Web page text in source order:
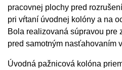
pracovnej plochy pred
pri vŕtaní úvodnej kolóny a na
Bola realizovaná súpravou pre
pred samotným nasťahovaním
Úvodná pažnicová kolóna